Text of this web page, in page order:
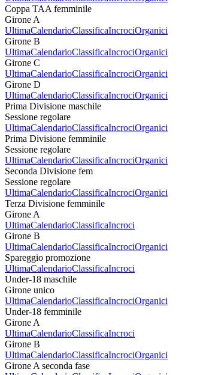
Coppa TAA femminile
Girone A
UltimaCalendarioClassificaIncrociOrganici
Girone B
UltimaCalendarioClassificaIncrociOrganici
Girone C
UltimaCalendarioClassificaIncrociOrganici
Girone D
UltimaCalendarioClassificaIncrociOrganici
Prima Divisione maschile
Sessione regolare
UltimaCalendarioClassificaIncrociOrganici
Prima Divisione femminile
Sessione regolare
UltimaCalendarioClassificaIncrociOrganici
Seconda Divisione fem
Sessione regolare
UltimaCalendarioClassificaIncrociOrganici
Terza Divisione femminile
Girone A
UltimaCalendarioClassificaIncroci
Girone B
UltimaCalendarioClassificaIncrociOrganici
Spareggio promozione
UltimaCalendarioClassificaIncroci
Under-18 maschile
Girone unico
UltimaCalendarioClassificaIncrociOrganici
Under-18 femminile
Girone A
UltimaCalendarioClassificaIncroci
Girone B
UltimaCalendarioClassificaIncrociOrganici
Girone A seconda fase